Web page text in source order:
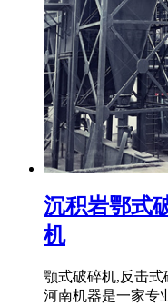
沉积岩鄂式
机
颚式破碎机,反击
河南机器是一家专